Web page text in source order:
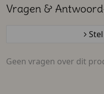
Vragen &
Geen vragen over dit